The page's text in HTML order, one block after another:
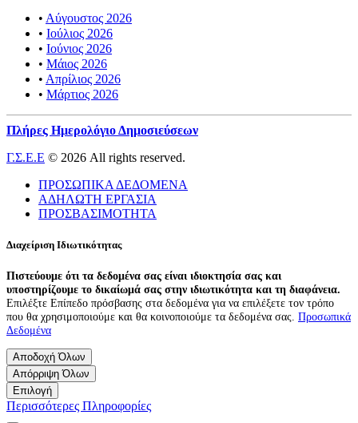
• Αύγουστος 2026
• Ιούλιος 2026
• Ιούνιος 2026
• Μάιος 2026
• Απρίλιος 2026
• Μάρτιος 2026
Πλήρες Ημερολόγιο Δημοσιεύσεων
Γ.Σ.Ε.Ε © 2026 All rights reserved.
ΠΡΟΣΩΠΙΚΑ ΔΕΔΟΜΕΝΑ
ΑΔΗΛΩΤΗ ΕΡΓΑΣΙΑ
ΠΡΟΣΒΑΣΙΜΟΤΗΤΑ
Διαχείριση Ιδιωτικότητας
Πιστεύουμε ότι τα δεδομένα σας είναι ιδιοκτησία σας και
υποστηρίζουμε το δικαίωμά σας στην ιδιωτικότητα και τη διαφάνεια.
Επιλέξτε Επίπεδο πρόσβασης στα δεδομένα για να επιλέξετε τον τρόπο
που θα χρησιμοποιούμε και θα κοινοποιούμε τα δεδομένα σας. Προσωπικά
Δεδομένα
Αποδοχή Όλων
Απόρριψη Όλων
Επιλογή
Περισσότερες Πληροφορίες